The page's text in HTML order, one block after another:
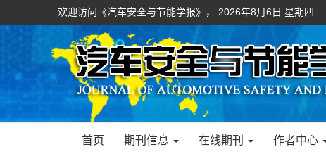
欢迎访问《汽车安全与节能学报》， 2026年8月6日 星期四
首页 期刊信息 在线期刊 作者中心